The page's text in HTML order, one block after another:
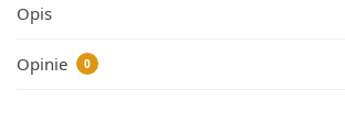
Opis
Opinie 0